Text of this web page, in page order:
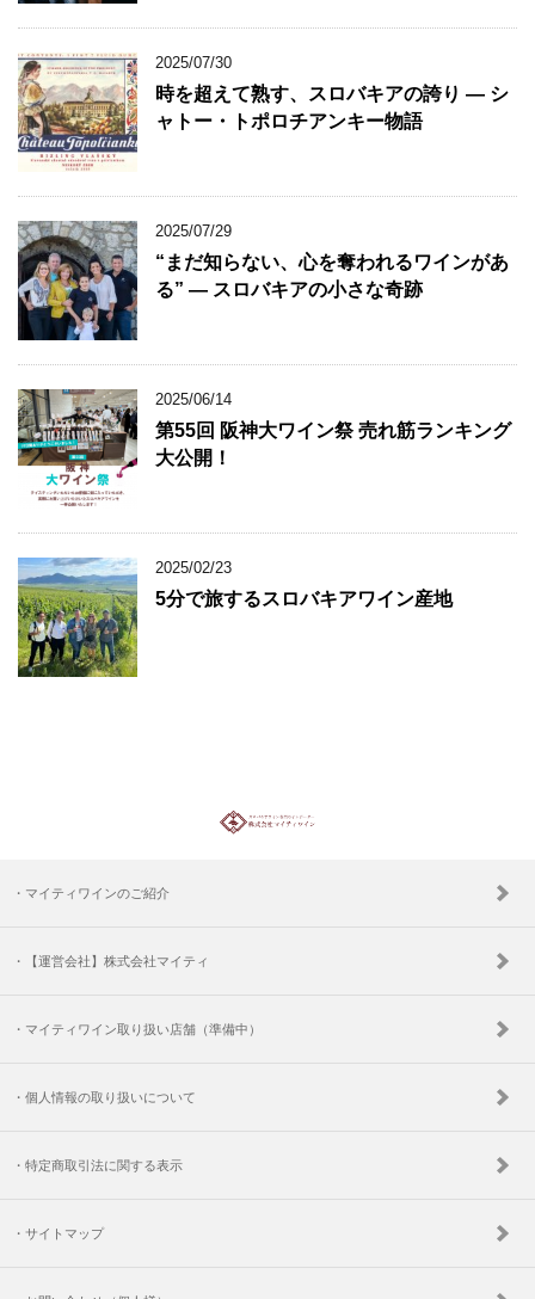
2025/07/30
時を超えて熟す、スロバキアの誇り ― シ
ャトー・トポロチアンキー物語
2025/07/29
“まだ知らない、心を奪われるワインがあ
る” ― スロバキアの小さな奇跡
2025/06/14
第55回 阪神大ワイン祭 売れ筋ランキング
大公開！
2025/02/23
5分で旅するスロバキアワイン産地
・マイティワインのご紹介
・【運営会社】株式会社マイティ
・マイティワイン取り扱い店舗（準備中）
・個人情報の取り扱いについて
・特定商取引法に関する表示
・サイトマップ